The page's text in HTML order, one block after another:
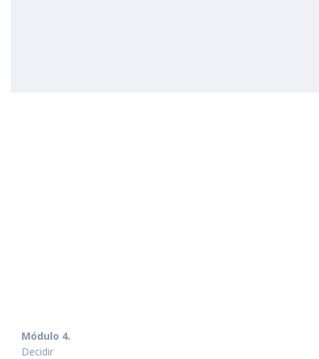
Módulo 4.
Decidir